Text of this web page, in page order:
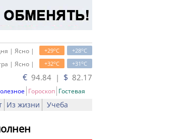
+28oC
+29oC
| Ясно |
+31oC
+32oC
| Ясно |
€ 94.84 | $ 82.17
Гороскоп Гостевая
Из жизни Учеба